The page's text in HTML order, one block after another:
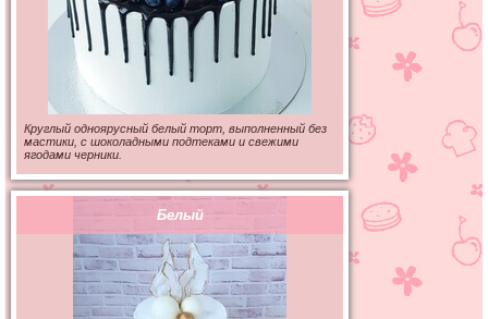
Круглый одноярусный белый торт, выполненный без
мастики, с шоколадными подтеками и свежими
ягодами черники.
Белый